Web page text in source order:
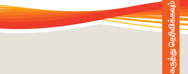
கருத்து தெரிவிக்கவும்